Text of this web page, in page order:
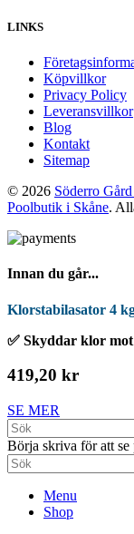
LINKS
Köpvillkor
Privacy Policy
Leveransvillkor
Blog
Kontakt
Sitemap
© 2026 Söderro
Poolbutik i Skåne.
Innan du går...
Klorstabilasator 4
✅ Skyddar klor
419,20 kr
SE MER
Börja skriva för att se
Menu
Shop